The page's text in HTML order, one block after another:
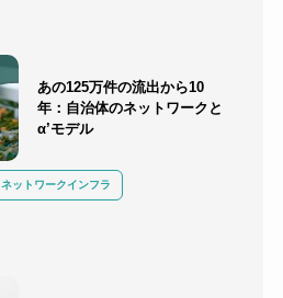
あの125万件の流出から10
年：自治体のネットワークと
α’モデル
ネットワークインフラ